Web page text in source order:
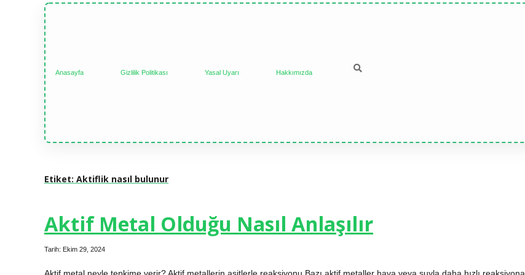
Anasayfa Gizlilik Politikası Yasal Uyarı Hakkımızda
Etiket: Aktiflik nasıl bulunur
Aktif Metal Olduğu Nasıl Anlaşılır
Tarih: Ekim 29, 2024
Aktif metal neyle tepkime verir? Aktif metallerin asitlerle reaksiyonu Bazı aktif metaller hava veya suyla daha hızlı reaksiyona